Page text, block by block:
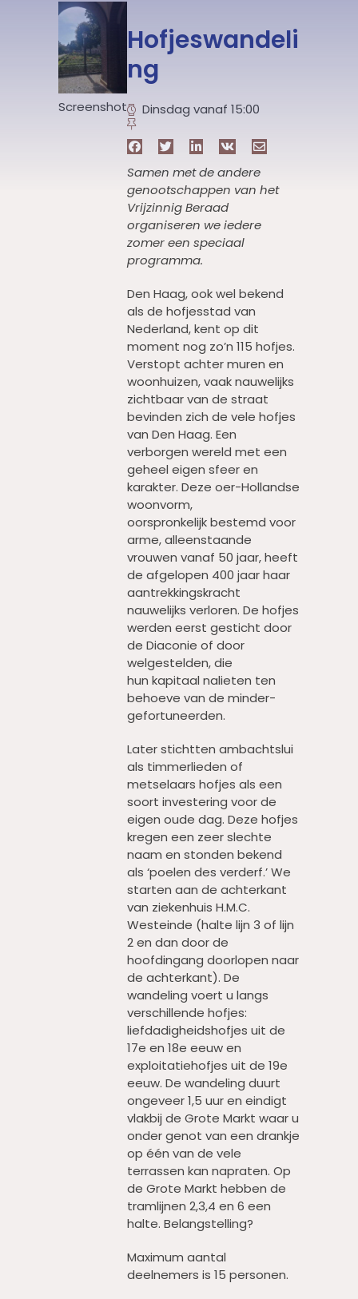
Screenshot
Hofjeswandeli
ng
Dinsdag vanaf 15:00
Samen met de andere
genootschappen van het
Vrijzinnig Beraad
organiseren we iedere
zomer een speciaal
programma.
Den Haag, ook wel bekend
als de hofjesstad van
Nederland, kent op dit
moment nog zo’n 115 hofjes.
Verstopt achter muren en
woonhuizen, vaak nauwelijks
zichtbaar van de straat
bevinden zich de vele hofjes
van Den Haag. Een
verborgen wereld met een
geheel eigen sfeer en
karakter. Deze oer-Hollandse
woonvorm,
oorspronkelijk bestemd voor
arme, alleenstaande
vrouwen vanaf 50 jaar, heeft
de afgelopen 400 jaar haar
aantrekkingskracht
nauwelijks verloren. De hofjes
werden eerst gesticht door
de Diaconie of door
welgestelden, die
hun kapitaal nalieten ten
behoeve van de minder-
gefortuneerden.
Later stichtten ambachtslui
als timmerlieden of
metselaars hofjes als een
soort investering voor de
eigen oude dag. Deze hofjes
kregen een zeer slechte
naam en stonden bekend
als ‘poelen des verderf.’ We
starten aan de achterkant
van ziekenhuis H.M.C.
Westeinde (halte lijn 3 of lijn
2 en dan door de
hoofdingang doorlopen naar
de achterkant). De
wandeling voert u langs
verschillende hofjes:
liefdadigheidshofjes uit de
17e en 18e eeuw en
exploitatiehofjes uit de 19e
eeuw. De wandeling duurt
ongeveer 1,5 uur en eindigt
vlakbij de Grote Markt waar u
onder genot van een drankje
op één van de vele
terrassen kan napraten. Op
de Grote Markt hebben de
tramlijnen 2,3,4 en 6 een
halte. Belangstelling?
Maximum aantal
deelnemers is 15 personen.